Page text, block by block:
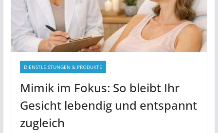
DIENSTLEISTUNGEN & PRODUKTE
Mimik im Fokus: So bleibt Ihr
Gesicht lebendig und entspannt
zugleich